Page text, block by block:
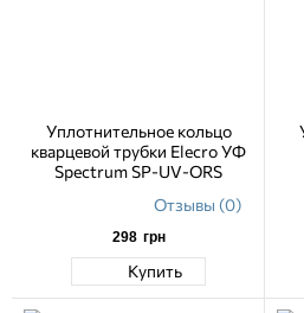
Уплотнительное кольцо
кварцевой трубки Elecro УФ
Spectrum SP-UV-ORS
Отзывы (0)
298 грн
Купить